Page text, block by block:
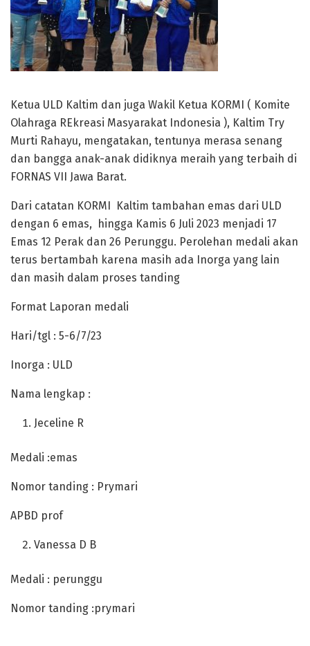
Ketua ULD Kaltim dan juga Wakil Ketua KORMI ( Komite
Olahraga REkreasi Masyarakat Indonesia ), Kaltim Try
Murti Rahayu, mengatakan, tentunya merasa senang
dan bangga anak-anak didiknya meraih yang terbaih di
FORNAS VII Jawa Barat.
Dari catatan KORMI Kaltim tambahan emas dari ULD
dengan 6 emas, hingga Kamis 6 Juli 2023 menjadi 17
Emas 12 Perak dan 26 Perunggu. Perolehan medali akan
terus bertambah karena masih ada Inorga yang lain
dan masih dalam proses tanding
Format Laporan medali
Hari/tgl : 5-6/7/23
Inorga : ULD
Nama lengkap :
Jeceline R
Medali :emas
Nomor tanding : Prymari
APBD prof
Vanessa D B
Medali : perunggu
Nomor tanding :prymari